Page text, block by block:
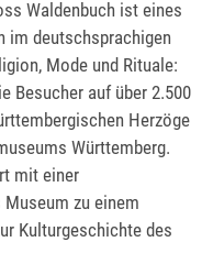
Waldenbuch ist eines
im deutschsprachigen
Mode und Rituale:
Besucher auf über 2.500
Herzöge
Württemberg.
mit einer
zu einem
Kulturgeschichte des